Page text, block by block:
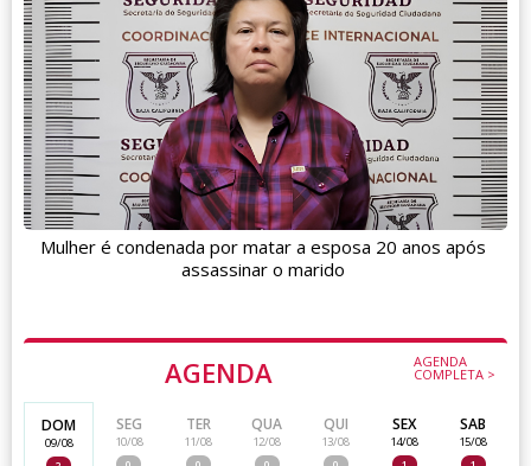
AGENDA AGENDA
COMPLETA >
DOM
09/08
SEG
10/08
TER
11/08
QUA
12/08
QUI
13/08
SEX
14/08
SAB
15/08
Mulher é condenada por matar a esposa 20 anos após
assassinar o marido